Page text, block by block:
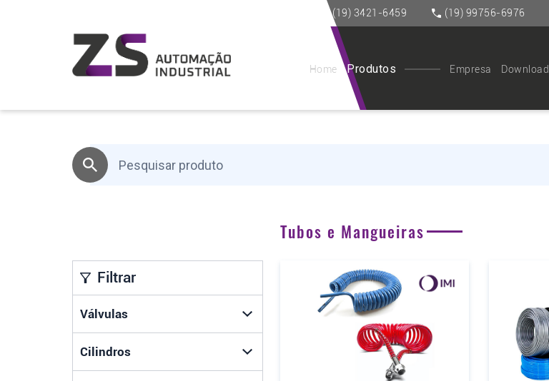
(19) 3421-6459 (19) 99756-6976
Home Produtos Empresa
Tubos e Mangueiras
Filtrar
Válvulas
Cilindros